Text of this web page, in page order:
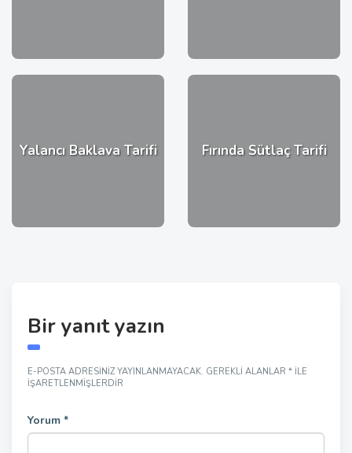
Yalancı Baklava Tarifi Fırında Sütlaç Tarifi
Bir yanıt yazın
E-POSTA ADRESINIZ YAYINLANMAYACAK. GEREKLI ALANLAR * ILE
IŞARETLENMIŞLERDIR
Yorum *